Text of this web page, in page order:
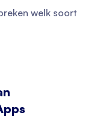
welk soort